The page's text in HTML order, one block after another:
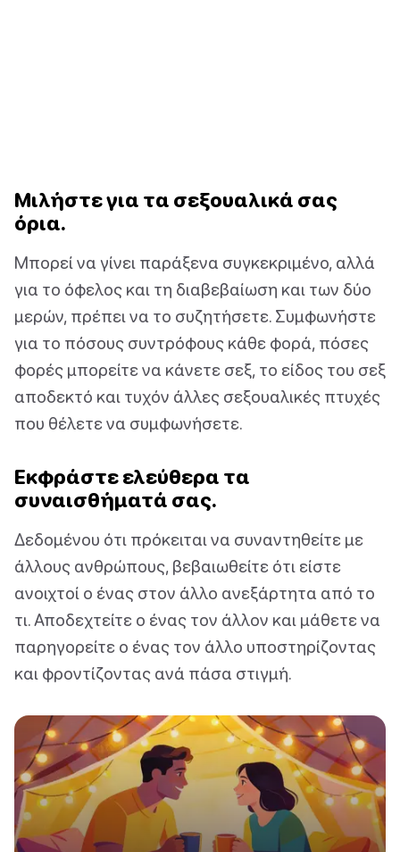
Μιλήστε για τα σεξουαλικά σας
όρια.
Μπορεί να γίνει παράξενα συγκεκριμένο, αλλά
για το όφελος και τη διαβεβαίωση και των δύο
μερών, πρέπει να το συζητήσετε. Συμφωνήστε
για το πόσους συντρόφους κάθε φορά, πόσες
φορές μπορείτε να κάνετε σεξ, το είδος του σεξ
αποδεκτό και τυχόν άλλες σεξουαλικές πτυχές
που θέλετε να συμφωνήσετε.
Εκφράστε ελεύθερα τα
συναισθήματά σας.
Δεδομένου ότι πρόκειται να συναντηθείτε με
άλλους ανθρώπους, βεβαιωθείτε ότι είστε
ανοιχτοί ο ένας στον άλλο ανεξάρτητα από το
τι. Αποδεχτείτε ο ένας τον άλλον και μάθετε να
παρηγορείτε ο ένας τον άλλο υποστηρίζοντας
και φροντίζοντας ανά πάσα στιγμή.